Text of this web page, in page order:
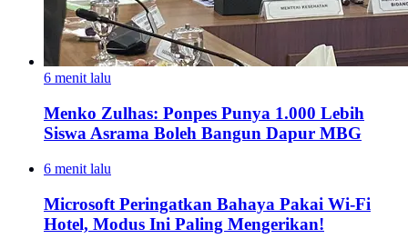
6 menit lalu
Menko Zulhas: Ponpes Punya 1.000 Lebih
Siswa Asrama Boleh Bangun Dapur MBG
6 menit lalu
Microsoft Peringatkan Bahaya Pakai Wi-Fi
Hotel, Modus Ini Paling Mengerikan!